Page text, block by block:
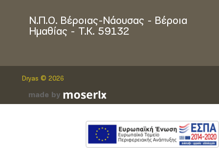
Ν.Π.Ο. Βέροιας-Νάουσας - Βέροια
Ημαθίας - Τ.Κ. 59132
Dryas © 2026
made by